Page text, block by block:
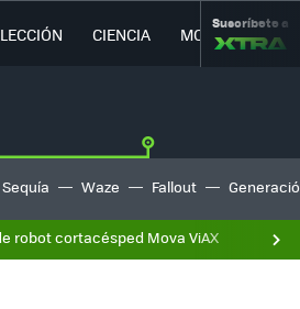
CIENCIA MOVILIDAD
Suscríbete a
Sequía Waze Fallout
robot cortacésped Mova ViAX